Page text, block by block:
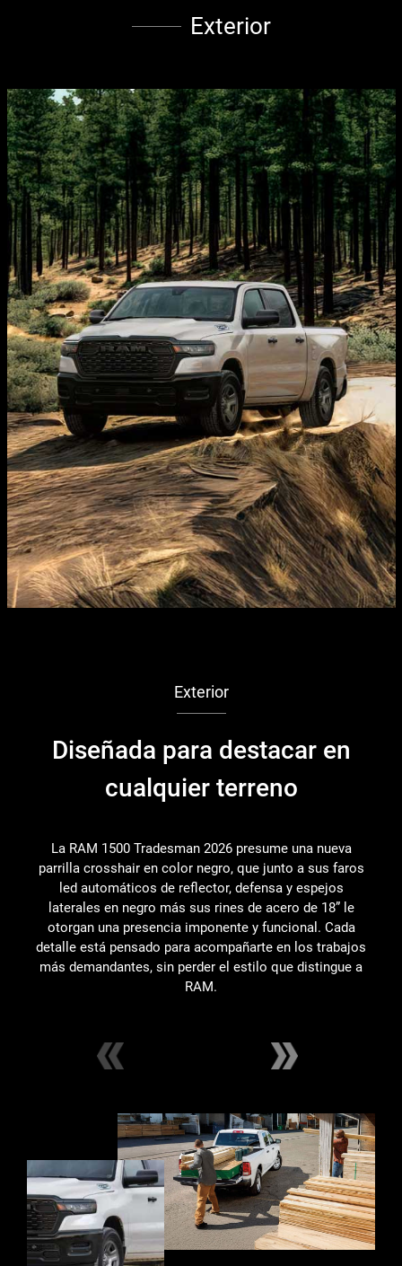
Exterior
Exterior
Diseñada para destacar en
cualquier terreno
La RAM 1500 Tradesman 2026 presume una nueva
parrilla crosshair en color negro, que junto a sus faros
led automáticos de reflector, defensa y espejos
laterales en negro más sus rines de acero de 18” le
otorgan una presencia imponente y funcional. Cada
detalle está pensado para acompañarte en los trabajos
más demandantes, sin perder el estilo que distingue a
RAM.